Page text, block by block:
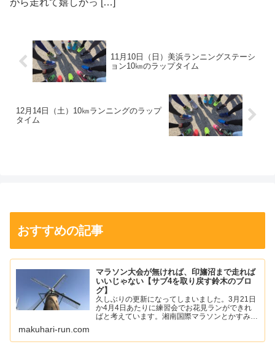
がら走れて嬉しかっ […]
11月10日（日）美浜ランニングステーシ
ョン10㎞のラップタイム
12月14日（土）10㎞ランニングのラップ
タイム
おすすめの記事
マラソン大会が無ければ、印旛沼まで走れば
いいじゃない【サブ4を取り戻す鈴木のブロ
グ】
久しぶりの更新になってしまいました。3月21日
か4月4日あたりに練習会でお花見ランができれ
ばと考えています。湘南国際マラソンとかすみが
の痛みが落ち着いて...
makuhari-run.com